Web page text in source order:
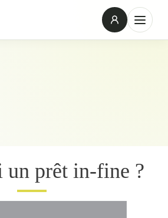
un prêt in-fine ?